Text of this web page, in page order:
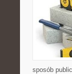
sposób